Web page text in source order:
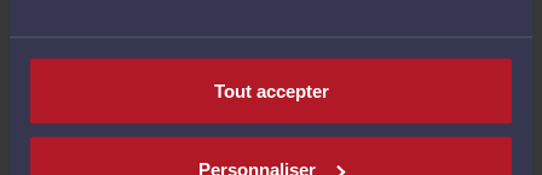
Tout accepter
Personnaliser
Derniers commentaires